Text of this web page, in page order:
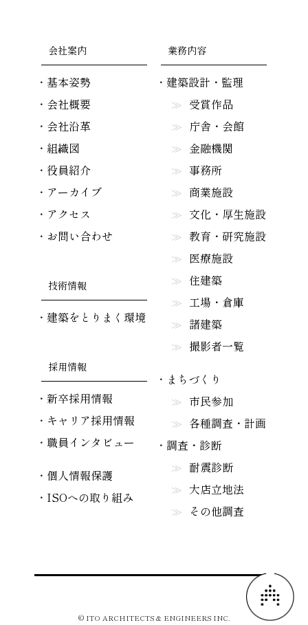
会社案内
基本姿勢
会社概要
会社沿革
組織図
役員紹介
アーカイブ
アクセス
お問い合わせ
技術情報
建築をとりまく環境
採用情報
新卒採用情報
キャリア採用情報
職員インタビュー
個人情報保護
ISOへの取り組み
業務内容
建築設計・監理
受賞作品
庁舎・会館
金融機関
事務所
商業施設
文化・厚生施設
教育・研究施設
医療施設
住建築
工場・倉庫
諸建築
撮影者一覧
まちづくり
市民参加
各種調査・計画
調査・診断
耐震診断
大店立地法
その他調査
© ITO ARCHITECTS & ENGINEERS INC.